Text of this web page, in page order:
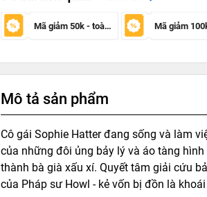
Mã giảm 50k - toàn sàn
Mô tả sản phẩm
Cô gái Sophie Hatter đang sống và làm
của những đôi ủng bảy lý và áo tàng
thành bà già xấu xí. Quyết tâm giải cứu
của Pháp sư Howl - kẻ vốn bị đồn là